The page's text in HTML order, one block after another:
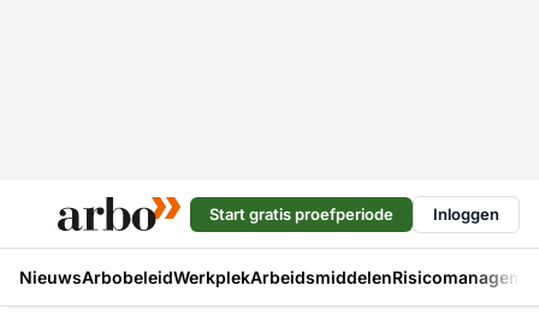
Start gratis proefperiode Inloggen
NieuwsArbobeleidWerkplekArbeidsmiddelen